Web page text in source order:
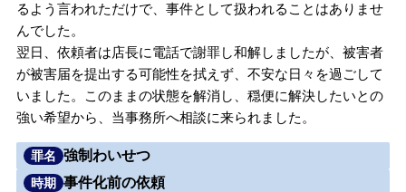
刑事事件について知りたい方
刑事事件データベース
るよう言われただけで、事件として扱われることはありませ
んでした。
翌日、依頼者は店長に電話で謝罪し和解しましたが、被害者
が被害届を提出する可能性を拭えず、不安な日々を過ごして
いました。このままの状態を解消し、穏便に解決したいとの
強い希望から、当事務所へ相談に来られました。
罪名 強制わいせつ
時期 事件化前の依頼